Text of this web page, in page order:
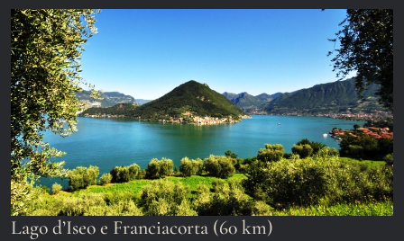
Lago d’Iseo e Franciacorta (60 km)